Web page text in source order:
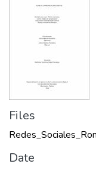
Files
Date